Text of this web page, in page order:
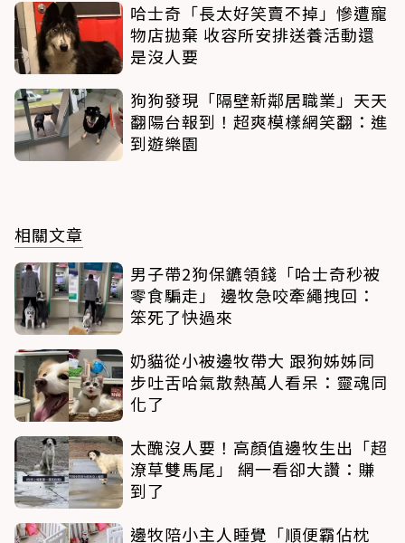
哈士奇「長太好笑賣不掉」慘遭寵
物店拋棄 收容所安排送養活動還
是沒人要
狗狗發現「隔壁新鄰居職業」天天
翻陽台報到！超爽模樣網笑翻：進
到遊樂園
相關文章
男子帶2狗保鑣領錢「哈士奇秒被
零食騙走」 邊牧急咬牽繩拽回：
笨死了快過來
奶貓從小被邊牧帶大 跟狗姊姊同
步吐舌哈氣散熱萬人看呆：靈魂同
化了
太醜沒人要！高顏值邊牧生出「超
潦草雙馬尾」 網一看卻大讚：賺
到了
邊牧陪小主人睡覺「順便霸佔枕